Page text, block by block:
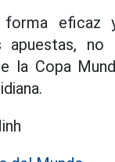
forma eficaz
apuestas, no
la Copa